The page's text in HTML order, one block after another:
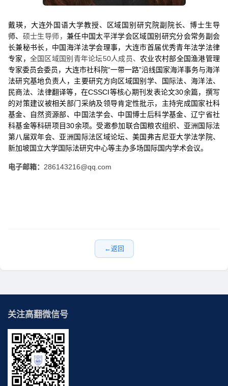
戴瑛， 大连外国语大学教授、区域国别研究院副院长、博士生导
师、 硕士生导师， 兼任中国太平洋学会区域国别研究分会常务副会
长兼秘书长，中国海洋法学会理事，大连市首届优秀青年法学法律
专家， 全国区域国别青年论坛50人成员、农业农村部全国渔港管理
专家委员会委员，大连市社科院“一带一路”沿线国家海洋事务与海洋
法研究基地负责人，主要研究方向区域国别学、国际法、海洋法、
民商法、法律翻译等，在CSSCI等核心期刊发表论文30余篇，撰写
的对策建议被相关部门采纳及领导肯定性批示，主持完成国家社科
基金、自然资源部、中国法学会、中国博士后科学基金、辽宁省社
科基金等科研项目30余项。受邀参加联合国粮农组织、亚洲国际法
第八届双年会、亚洲国际法区域论坛、美国弗吉尼亚大学法学院、
新加坡国立大学国际法研究中心等主办多场国际国内学术会议。
电子邮箱： 286143216@qq.com
返回
关注高翻微信号